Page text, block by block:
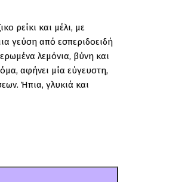
ρείκι και μέλι, με
γεύση από εσπεριδοειδή
λεμόνια, βύνη και
αφήνει μία εύγευστη,
Ήπια, γλυκιά και